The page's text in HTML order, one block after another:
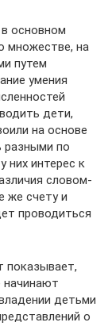
основном
множестве, на
путем
умения
де­ти,
на основе
разными по
них интерес к
словом-
же счету и
проводиться
показывает,
начинают
детьми
о